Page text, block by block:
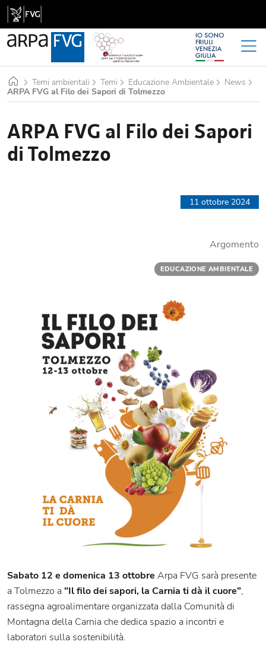
HomeTemi ambientali Temi Educazione Ambientale
News
ARPA FVG al Filo dei Sapori di Tolmezzo
ARPA FVG al Filo dei Sapori
di Tolmezzo
11 ottobre 2024
Argomento
EDUCAZIONE AMBIENTALE
Sabato 12 e domenica 13 ottobre Arpa FVG sarà presente
a Tolmezzo a "Il filo dei sapori, la Carnia ti dà il cuore”,
rassegna agroalimentare organizzata dalla Comunità di
Montagna della Carnia che dedica spazio a incontri e
laboratori sulla sostenibilità.